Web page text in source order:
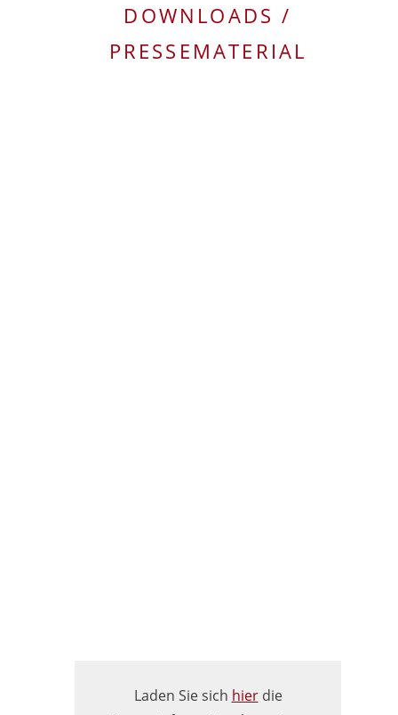
DOWNLOADS /
PRESSEMATERIAL
Laden Sie sich hierdie